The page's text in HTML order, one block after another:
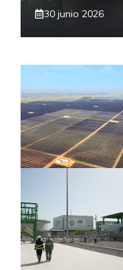
30 junio 2026